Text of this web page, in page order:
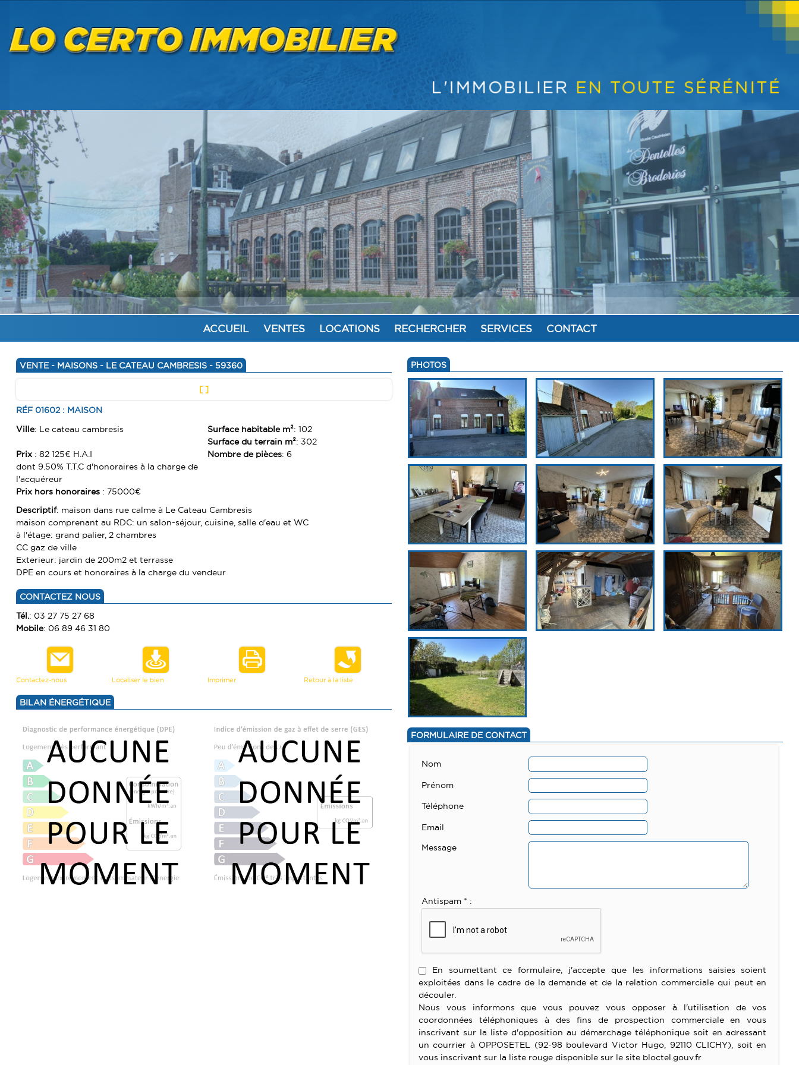
ACCUEIL VENTES LOCATIONS RECHERCHER SERVICES CONTACT
VENTE - MAISONS - LE CATEAU CAMBRESIS - 59360
[ ]
RÉF 01602 : MAISON
Ville: Le cateau cambresis
Prix : 82 125€ H.A.I
dont 9.50% T.T.C d'honoraires à la charge de
l'acquéreur
Prix hors honoraires : 75000€
Surface habitable m²: 102
Surface du terrain m²: 302
Nombre de pièces: 6
Descriptif: maison dans rue calme à Le Cateau Cambresis
maison comprenant au RDC: un salon-séjour, cuisine, salle d'eau et WC
à l'étage: grand palier, 2 chambres
CC gaz de ville
Exterieur: jardin de 200m2 et terrasse
DPE en cours et honoraires à la charge du vendeur
CONTACTEZ NOUS
Tél.: 03 27 75 27 68
Mobile: 06 89 46 31 80
Contactez-nous Localiser le bien Imprimer Retour à la liste
BILAN ÉNERGÉTIQUE
PHOTOS
FORMULAIRE DE CONTACT
Nom
Prénom
Téléphone
Email
Message
Antispam * :
En soumettant ce formulaire, j'accepte que les informations saisies soient
exploitées dans le cadre de la demande et de la relation commerciale qui peut en
découler.
Nous vous informons que vous pouvez vous opposer à l'utilisation de vos
coordonnées téléphoniques à des fins de prospection commerciale en vous
inscrivant sur la liste d'opposition au démarchage téléphonique soit en adressant
un courrier à OPPOSETEL (92-98 boulevard Victor Hugo, 92110 CLICHY), soit en
vous inscrivant sur la liste rouge disponible sur le site bloctel.gouv.fr